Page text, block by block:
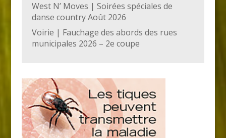
West N’ Moves | Soirées spéciales de
danse country Août 2026
Voirie | Fauchage des abords des rues
municipales 2026 – 2e coupe